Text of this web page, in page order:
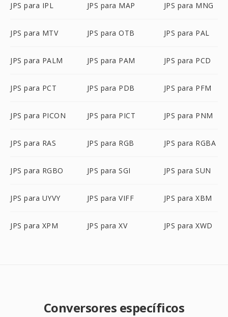
JPS para IPL JPS para MAP JPS para MNG
JPS para MTV JPS para OTB JPS para PAL
JPS para PALM JPS para PAM JPS para PCD
JPS para PCT JPS para PDB JPS para PFM
JPS para PICON JPS para PICT JPS para PNM
JPS para RAS JPS para RGB JPS para RGBA
JPS para RGBO JPS para SGI JPS para SUN
JPS para UYVY JPS para VIFF JPS para XBM
JPS para XPM JPS para XV JPS para XWD
Conversores específicos